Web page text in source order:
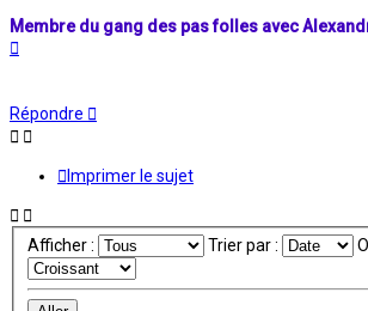
Membre du gang des pas folles avec
Répondre
Imprimer le sujet
Afficher : Trier par :